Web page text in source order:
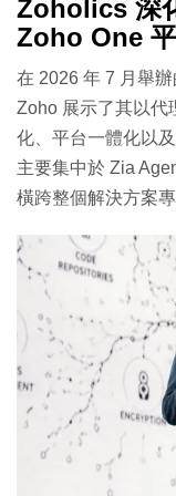
Zoholics 深
Zoho One
在 2026 年 7 月舉
Zoho 展示了其以代
化、平台一體化以
主要集中於 Zia
橫跨整個解決方案專